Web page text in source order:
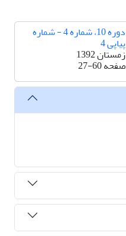
دوره 10، شماره 4 - شماره
پیاپی 4
زمستان 1392
صفحه27-60